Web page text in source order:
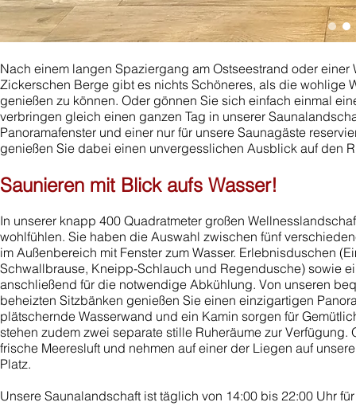
Nach einem langen Spaziergang am Ostseestrand oder
Zickerschen Berge gibt es nichts Schöneres, als die wohlige
genießen zu können. Oder gönnen Sie sich einfach einmal
verbringen gleich einen ganzen Tag in unserer
Panoramafenster und einer nur für unsere Saunagäste
genießen Sie dabei einen unvergesslichen Ausblick auf den
Saunieren mit Blick aufs Wasser!
In unserer knapp 400 Quadratmeter großen
wohlfühlen. Sie haben die Auswahl zwischen fünf
im Außenbereich mit Fenster zum Wasser. Erlebnisduschen
Schwallbrause, Kneipp-Schlauch und Regendusche) sowie
anschließend für die notwendige Abkühlung. Von unseren
beheizten Sitzbänken genießen Sie einen einzigartigen
plätschernde Wasserwand und ein Kamin sorgen für
stehen zudem zwei separate stille Ruheräume zur Verfügung.
frische Meeresluft und nehmen auf einer der Liegen auf
Platz.
Unsere Saunalandschaft ist täglich von 14:00 bis 22:00 Uhr